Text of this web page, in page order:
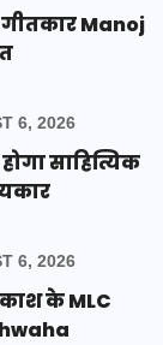
गीतकार Manoj
6, 2026
साहित्यिक
6, 2026
के MLC